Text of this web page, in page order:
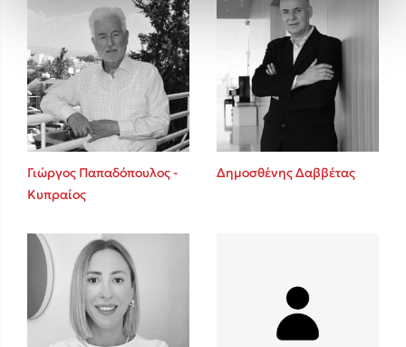
Γιώργος Παπαδόπουλος -
Κυπραίος
Δημοσθένης Δαββέτας